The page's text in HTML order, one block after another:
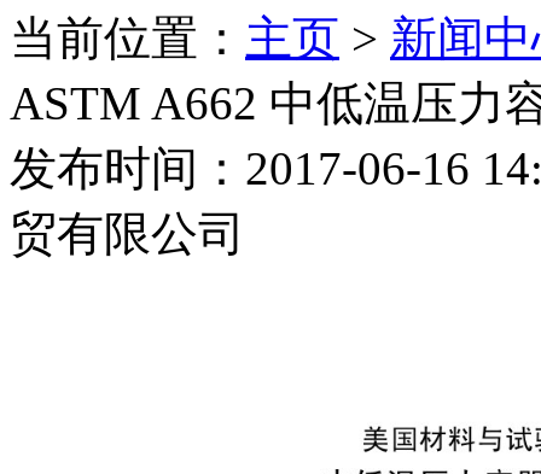
当前位置： 主页 > 新闻
ASTM A662 中低温压力
发布时间：2017-06-16
贸有限公司